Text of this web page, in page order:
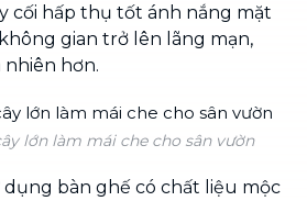
cối hấp thụ tốt ánh nắng mặt
gian trở lên lãng mạn,
nhiên hơn.
lớn làm mái che cho sân vườn
dụng bàn ghế có chất liệu mộc